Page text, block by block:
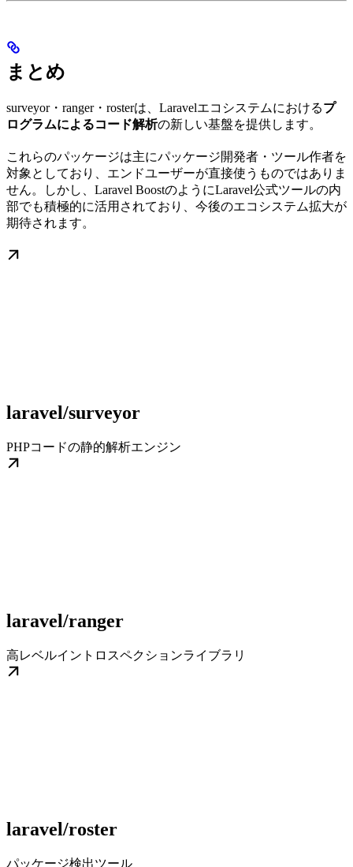
まとめ
surveyor・ranger・rosterは、Laravelエコシステムにおけるプ
ログラムによるコード解析の新しい基盤を提供します。
これらのパッケージは主にパッケージ開発者・ツール作者を
対象としており、エンドユーザーが直接使うものではありま
せん。しかし、Laravel BoostのようにLaravel公式ツールの内
部でも積極的に活用されており、今後のエコシステム拡大が
期待されます。
laravel/surveyor
PHPコードの静的解析エンジン
laravel/ranger
高レベルイントロスペクションライブラリ
laravel/roster
パッケージ検出ツール